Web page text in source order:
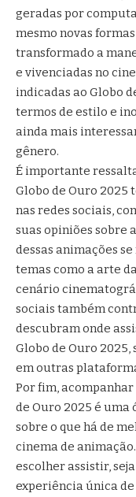
geradas por
mesmo novas
transformado a
e vivenciadas no
indicadas ao Globo
termos de estilo e
ainda mais
gênero.
É importante
Globo de Ouro 2025
nas redes sociais,
suas opiniões sobre
dessas animações
temas como a arte
cenário
sociais também
descubram onde
Globo de Ouro 2025,
em outras
Por fim,
de Ouro 2025 é
sobre o que há de
cinema de
escolher assistir,
experiência única de